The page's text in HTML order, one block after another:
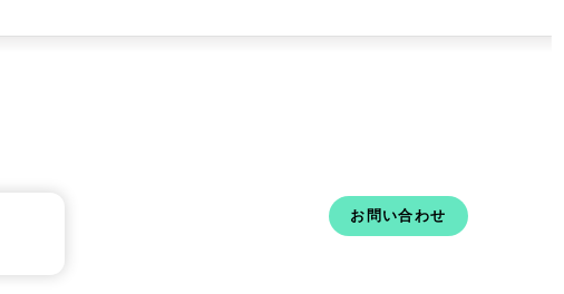
お問い合わせ